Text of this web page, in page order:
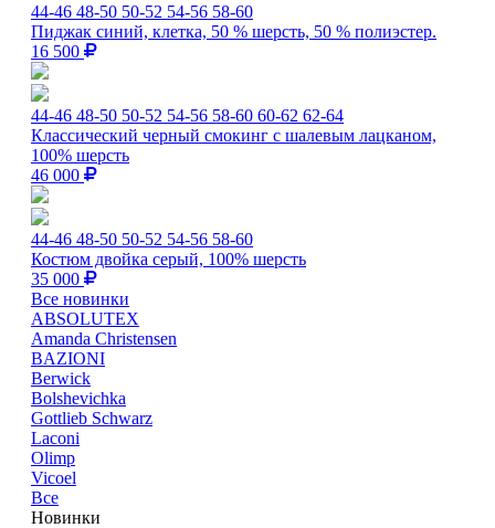
44-46 48-50 50-52 54-56 58-60
Пиджак синий, клетка, 50 % шерсть, 50 % полиэстер.
16 500
44-46 48-50 50-52 54-56 58-60 60-62 62-64
Классический черный смокинг с шалевым лацканом,
100% шерсть
46 000
44-46 48-50 50-52 54-56 58-60
Костюм двойка серый, 100% шерсть
35 000
Все новинки
ABSOLUTEX
Amanda Christensen
BAZIONI
Berwick
Bolshevichka
Gottlieb Schwarz
Laconi
Olimp
Vicoel
Все
Новинки